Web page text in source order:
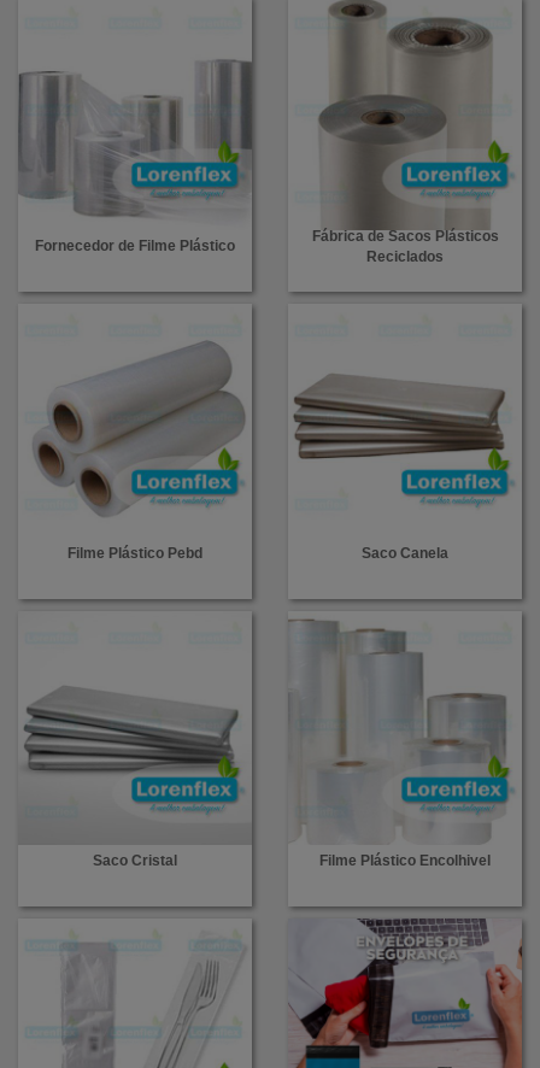
Fornecedor de Filme Plástico
Fábrica de Sacos Plásticos
Reciclados
Filme Plástico Pebd Saco Canela
Saco Cristal Filme Plástico Encolhivel